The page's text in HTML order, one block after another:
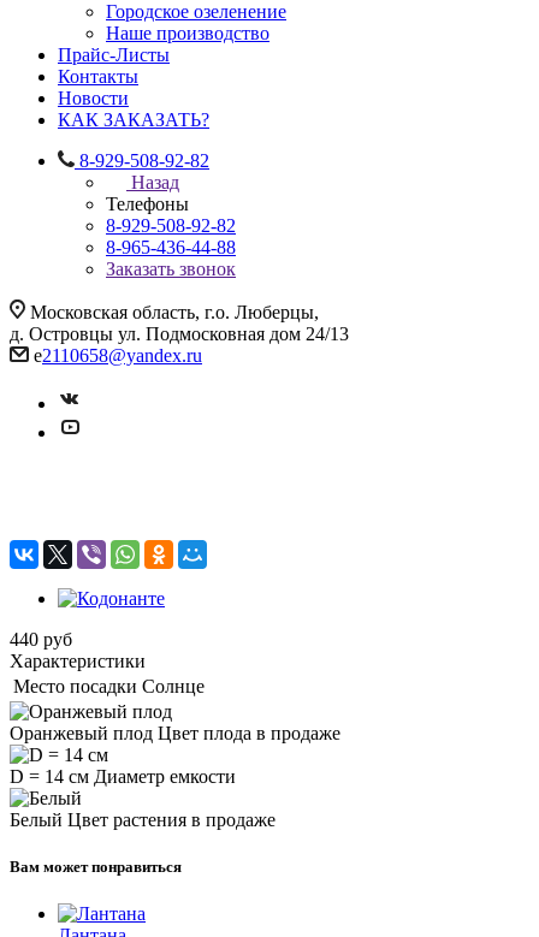
Городское озеленение
Наше производство
Прайс-Листы
Контакты
Новости
КАК ЗАКАЗАТЬ?
8-929-508-92-82
Назад
Телефоны
8-929-508-92-82
8-965-436-44-88
Заказать звонок
Московская область, г.о. Люберцы,
д. Островцы ул. Подмосковная дом 24/13
e2110658@yandex.ru
440 руб
Характеристики
Место посадки Солнце
Оранжевый плод Цвет плода в продаже
D = 14 см Диаметр емкости
Белый Цвет растения в продаже
Вам может понравиться